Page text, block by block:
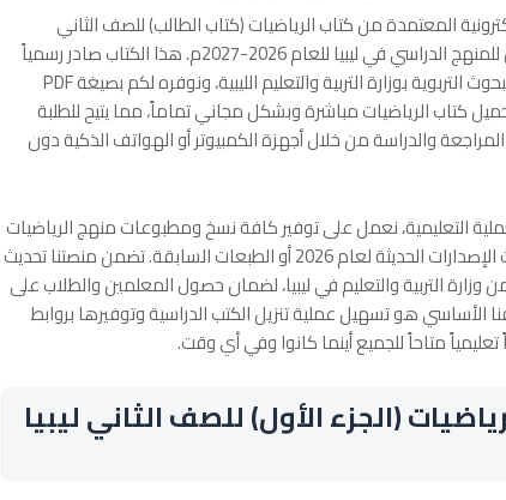
المعتمدة من كتاب الرياضيات (كتاب الطالب) للصف الثاني
الابتدائي الجزء الأول، المخصص للمنهج الدراسي في ليبيا للعام 2026-2027م. هذا الكتاب صادر رسمياً
عن مركز المناهج التعليمية والبحوث التربوية بوزارة التربية والتعليم الليبية، ونوفره لكم بصيغة PDF
كتاب الرياضيات مباشرة وبشكل مجاني تماماً، مما يتيح للطلبة
والدراسة من خلال أجهزة الكمبيوتر أو الهواتف الذكية دون
التعليمية، نعمل على توفير كافة نسخ ومطبوعات منهج الرياضيات
الليبي للصف الثاني، سواء كانت الإصدارات الحديثة لعام 2026 أو الطبعات السابقة. تضمن منصتنا تحديث
وزارة التربية والتعليم في ليبيا، لضمان حصول المعلمين والطلاب على
الأساسي هو تسهيل عملية تنزيل الكتب الدراسية وتوفيرها بروابط
متاحاً للجميع أينما كانوا وفي أي وقت.
(الجزء الأول) للصف الثاني ليبيا